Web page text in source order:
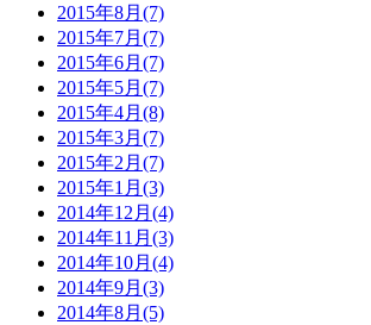
2015年8月(7)
2015年7月(7)
2015年6月(7)
2015年5月(7)
2015年4月(8)
2015年3月(7)
2015年2月(7)
2015年1月(3)
2014年12月(4)
2014年11月(3)
2014年10月(4)
2014年9月(3)
2014年8月(5)